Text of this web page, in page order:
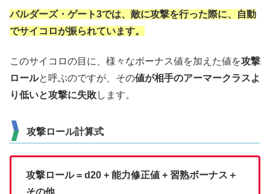
バルダーズ・ゲート3では、敵に攻撃を行った際に、自動
でサイコロが振られています。
このサイコロの目に、様々なボーナス値を加えた値を攻撃
ロールと呼ぶのですが、その値が相手のアーマークラスよ
り低いと攻撃に失敗します。
攻撃ロール計算式
攻撃ロール = d20 + 能力修正値 + 習熟ボーナス＋